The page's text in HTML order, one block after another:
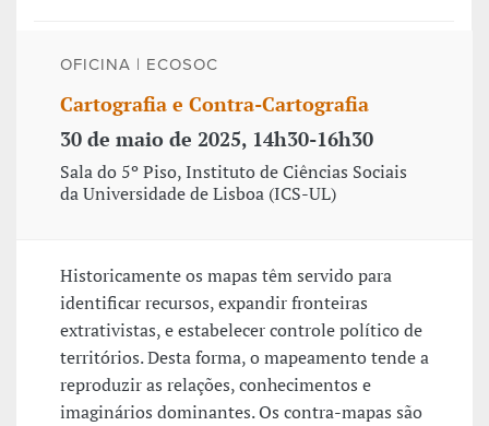
OFICINA | ECOSOC
Cartografia e Contra-Cartografia
30 de maio de 2025, 14h30-16h30
Sala do 5º Piso, Instituto de Ciências Sociais
da Universidade de Lisboa (ICS-UL)
Historicamente os mapas têm servido para
identificar recursos, expandir fronteiras
extrativistas, e estabelecer controle político de
territórios. Desta forma, o mapeamento tende a
reproduzir as relações, conhecimentos e
imaginários dominantes. Os contra-mapas são